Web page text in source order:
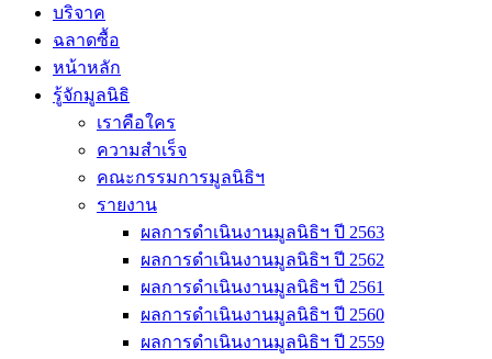
บริจาค
ฉลาดซื้อ
หน้าหลัก
รู้จักมูลนิธิ
เราคือใคร
ความสำเร็จ
คณะกรรมการมูลนิธิฯ
รายงาน
ผลการดำเนินงานมูลนิธิฯ ปี 2563
ผลการดำเนินงานมูลนิธิฯ ปี 2562
ผลการดำเนินงานมูลนิธิฯ ปี 2561
ผลการดำเนินงานมูลนิธิฯ ปี 2560
ผลการดำเนินงานมูลนิธิฯ ปี 2559